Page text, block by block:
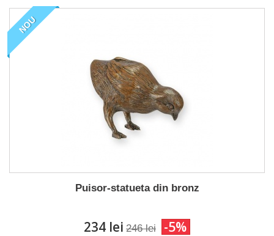
NOU
Puisor-statueta din bronz
234 lei 246 lei -5%